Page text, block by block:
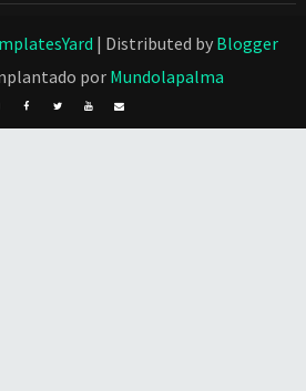
| Distributed by Blogger
por Mundolapalma